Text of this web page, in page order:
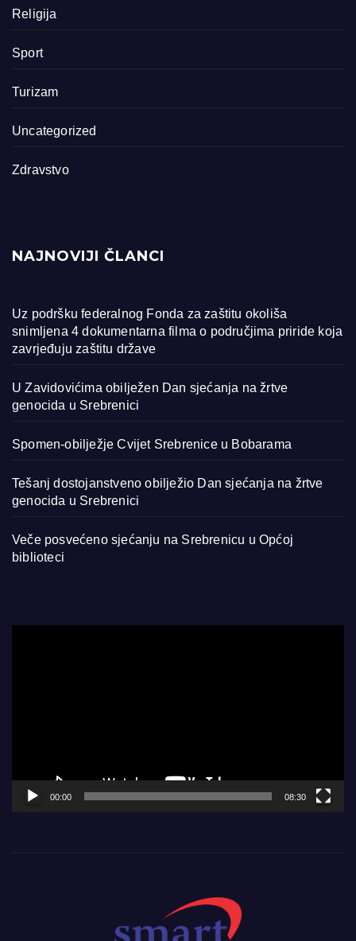
Religija
Sport
Turizam
Uncategorized
Zdravstvo
NAJNOVIJI ČLANCI
Uz podršku federalnog Fonda za zaštitu okoliša
snimljena 4 dokumentarna filma o područjima priride koja
zavrjeđuju zaštitu države
U Zavidovićima obilježen Dan sjećanja na žrtve
genocida u Srebrenici
Spomen-obilježje Cvijet Srebrenice u Bobarama
Tešanj dostojanstveno obilježio Dan sjećanja na žrtve
genocida u Srebrenici
Veče posvećeno sjećanju na Srebrenicu u Općoj
biblioteci
00:00 08:30